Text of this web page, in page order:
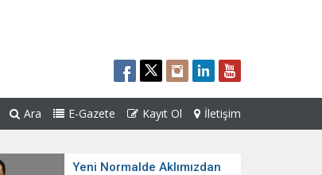
Ara E-Gazete Kayıt Ol İletişim
Yeni Normalde Aklımızdan